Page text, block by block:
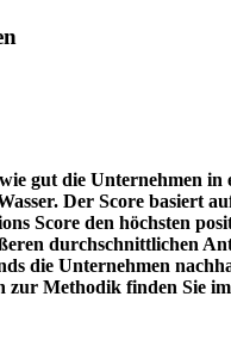
gut die Unternehmen
Der Score basiert
Score den höchsten
durchschnittlichen
die Unternehmen
Methodik finden Sie